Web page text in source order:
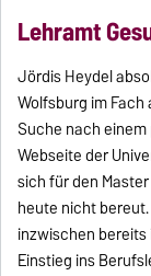
Lehramt
Jördis Heydel
Wolfsburg im
Suche nach
Webseite der
sich für den Master
heute nicht
inzwischen
Einstieg ins